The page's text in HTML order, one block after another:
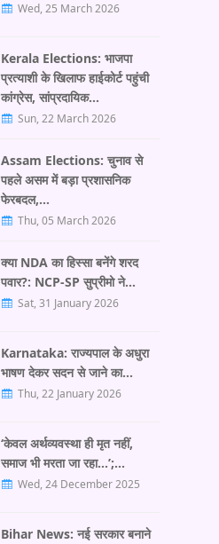
Wed, 25 March 2026
Kerala Elections: भाजपा
प्रत्याशी के खिलाफ हाईकोर्ट पहुंची
कांग्रेस, सांप्रदायिक…
Sun, 22 March 2026
Assam Elections: चुनाव से
पहले असम में बड़ा प्रशासनिक
फेरबदल,…
Thu, 05 March 2026
क्या NDA का हिस्सा बनेंगे शरद
पवार?: NCP-SP सुप्रीमो ने…
Sat, 31 January 2026
Karnataka: राज्यपाल के अधुरा
भाषण देकर सदन से जाने का…
Thu, 22 January 2026
‘केवल अर्थव्यवस्था ही मृत नहीं,
समाज भी मरता जा रहा…’;…
Wed, 24 December 2025
Bihar News: नई सरकार बनाने